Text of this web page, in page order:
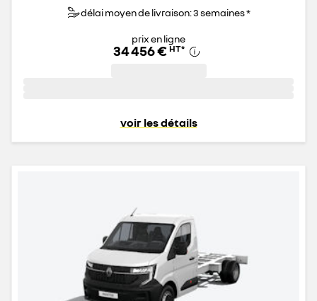
délai moyen de livraison: 3 semaines *
prix en ligne
34 456 € HT*
voir les détails